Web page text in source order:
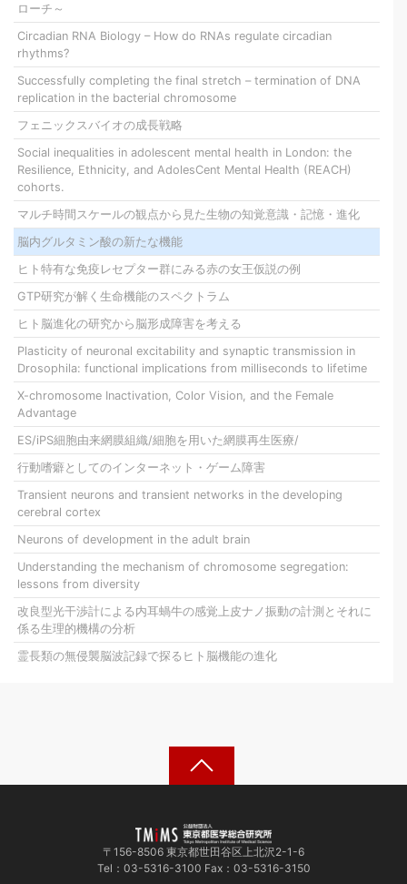
ローチ～
Circadian RNA Biology – How do RNAs regulate circadian
rhythms?
Successfully completing the final stretch – termination of DNA
replication in the bacterial chromosome
フェニックスバイオの成長戦略
Social inequalities in adolescent mental health in London: the
Resilience, Ethnicity, and AdolesCent Mental Health (REACH)
cohorts.
マルチ時間スケールの観点から見た生物の知覚意識・記憶・進化
脳内グルタミン酸の新たな機能
ヒト特有な免疫レセプター群にみる赤の女王仮説の例
GTP研究が解く生命機能のスペクトラム
ヒト脳進化の研究から脳形成障害を考える
Plasticity of neuronal excitability and synaptic transmission in
Drosophila: functional implications from milliseconds to lifetime
X-chromosome Inactivation, Color Vision, and the Female
Advantage
ES/iPS細胞由来網膜組織/細胞を用いた網膜再生医療/
行動嗜癖としてのインターネット・ゲーム障害
Transient neurons and transient networks in the developing
cerebral cortex
Neurons of development in the adult brain
Understanding the mechanism of chromosome segregation:
lessons from diversity
改良型光干渉計による内耳蝸牛の感覚上皮ナノ振動の計測とそれに
係る生理的機構の分析
霊長類の無侵襲脳波記録で探るヒト脳機能の進化
〒156-8506 東京都世田谷区上北沢2-1-6
Tel：03-5316-3100 Fax：03-5316-3150